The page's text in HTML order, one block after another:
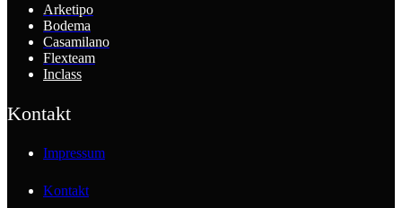
Arketipo
Bodema
Casamilano
Flexteam
Inclass
Kontakt
Impressum
Kontakt